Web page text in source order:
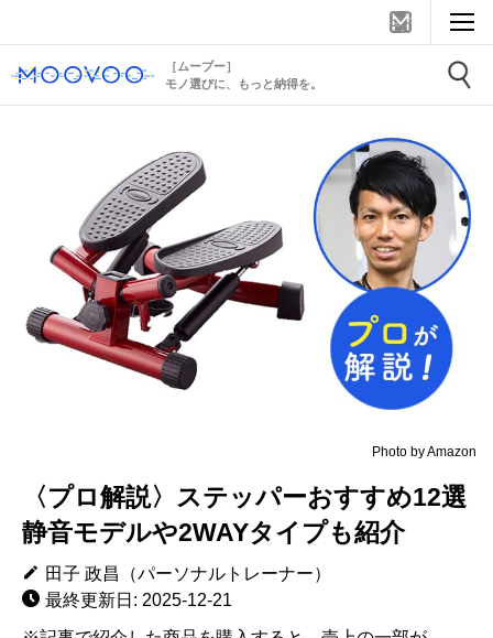
［ムーブー］
モノ選びに、もっと納得を。
Photo by Amazon
〈プロ解説〉ステッパーおすすめ12選
静音モデルや2WAYタイプも紹介
田子 政昌（パーソナルトレーナー）
最終更新日: 2025-12-21